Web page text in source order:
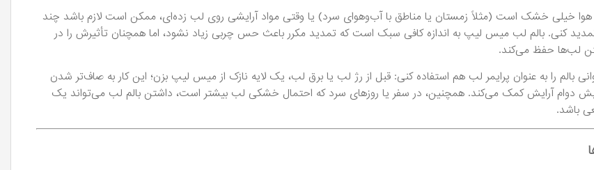
هوا خیلی خشک است (مثلاً زمستان یا مناطق با آب‌وهوای سرد) یا وقتی مواد آرایشی روی لب زده‌ای، ممکن است لازم باشد چند
تمدید کنی. بالم لب میس لیپ به اندازه کافی سبک است که تمدید مکرر باعث حس چربی زیاد نشود، اما همچنان تأثیرش را در
لب‌ها حفظ می‌کند.
بالم را به عنوان پرایمر لب هم استفاده کنی: قبل از رژ لب یا برق لب، یک لایه نازک از میس لیپ بزن؛ این کار به صاف‌تر شدن
دوام آرایش کمک می‌کند. همچنین، در سفر یا روزهای سرد که احتمال خشکی لب بیشتر است، داشتن بالم لب می‌تواند یک
باشد.